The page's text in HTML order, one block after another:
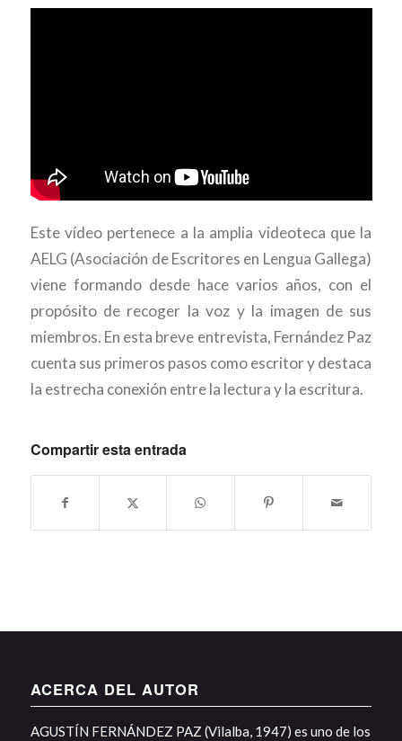
Este vídeo pertenece a la amplia videoteca que la
AELG (Asociación de Escritores en Lengua Gallega)
viene formando desde hace varios años, con el
propósito de recoger la voz y la imagen de sus
miembros. En esta breve entrevista, Fernández Paz
cuenta sus primeros pasos como escritor y destaca
la estrecha conexión entre la lectura y la escritura.
Compartir esta entrada
ACERCA DEL AUTOR
AGUSTÍN FERNÁNDEZ PAZ (Vilalba, 1947) es uno de los